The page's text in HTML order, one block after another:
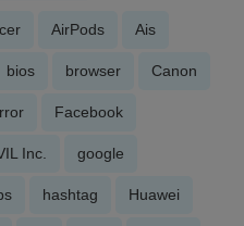
AirPods Ais
bios browser Canon
Facebook
Inc. google
hashtag Huawei